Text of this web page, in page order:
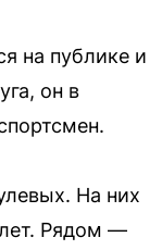
на публике и
он в
На них
Рядом —